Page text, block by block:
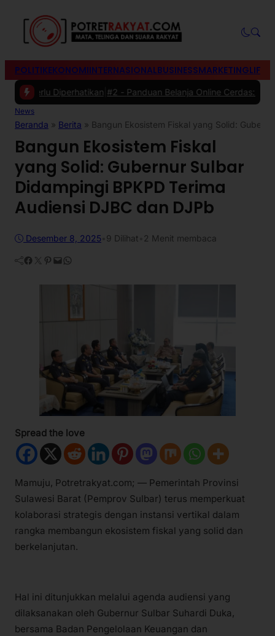
POLITIKEKONOMIINTERNASIONALBUSINESSMARKETING
Diperhatikan|#2 -Panduan Belanja Online Cerdas: Pilih
News
Beranda » Berita » Bangun Ekosistem Fiskal yang Solid:
Bangun Ekosistem Fiskal
yang Solid: Gubernur Sulbar
Didampingi BPKPD Terima
Audiensi DJBC dan DJPb
Desember 8, 2025 9 Dilihat 2 Menit membaca
Facebook Twitter Pinterest Mail WhatsApp
Spread the love
Mamuju, Potretrakyat.com; — Pemerintah Provinsi
Sulawesi Barat (Pemprov Sulbar) terus memperkuat
kolaborasi strategis dengan instansi vertikal dalam
rangka membangun ekosistem fiskal yang solid dan
berkelanjutan.
Hal ini ditunjukkan melalui agenda audiensi yang
dilaksanakan oleh Gubernur Sulbar Suhardi Duka,
bersama Badan Pengelolaan Keuangan dan